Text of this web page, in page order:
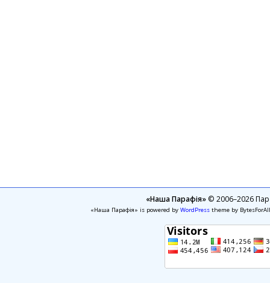
«Наша Парафія»© 2006–2026
«Наша Парафія» is powered by WordPresstheme by